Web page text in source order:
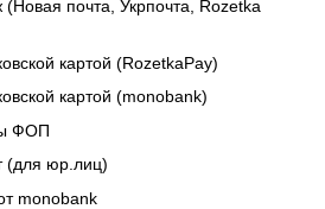
почта, Укрпочта, Rozetka
картой (RozetkaPay)
картой (monobank)
ФОП
(для юр.лиц)
monobank